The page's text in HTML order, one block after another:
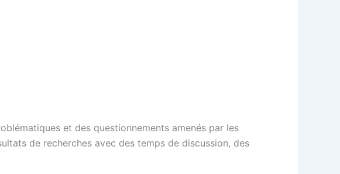
et des questionnements amenés par les
de recherches avec des temps de discussion, des